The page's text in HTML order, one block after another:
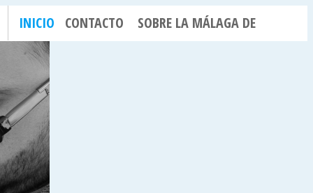
INICIO CONTACTO SOBRE LA MÁLAGA DE